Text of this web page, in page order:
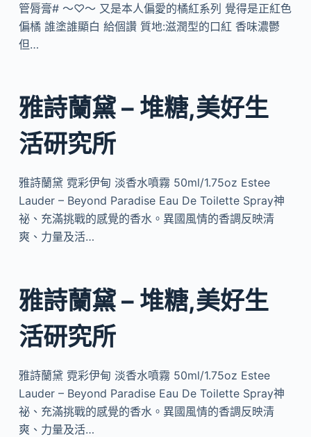
管脣膏# ～♡～ 又是本人偏愛的橘紅系列 覺得是正紅色
偏橘 誰塗誰顯白 給個讚 質地:滋潤型的口紅 香味濃鬱
但…
雅詩蘭黛 – 堆糖,美好生
活研究所
雅詩蘭黛 霓彩伊甸 淡香水噴霧 50ml/1.75oz Estee
Lauder – Beyond Paradise Eau De Toilette Spray神
祕、充滿挑戰的感覺的香水。異國風情的香調反映清
爽、力量及活…
雅詩蘭黛 – 堆糖,美好生
活研究所
雅詩蘭黛 霓彩伊甸 淡香水噴霧 50ml/1.75oz Estee
Lauder – Beyond Paradise Eau De Toilette Spray神
祕、充滿挑戰的感覺的香水。異國風情的香調反映清
爽、力量及活…